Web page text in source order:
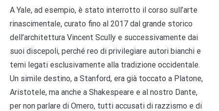
A Yale, ad esempio, è stato interrotto il corso sull’arte
rinascimentale, curato fino al 2017 dal grande storico
dell’architettura Vincent Scully e successivamente dai
suoi discepoli, perché reo di privilegiare autori bianchi e
temi legati esclusivamente alla tradizione occidentale.
Un simile destino, a Stanford, era già toccato a Platone,
Aristotele, ma anche a Shakespeare e al nostro Dante,
per non parlare di Omero, tutti accusati di razzismo e di